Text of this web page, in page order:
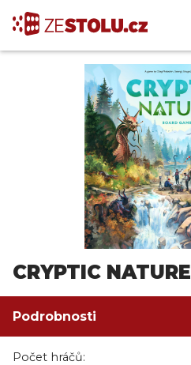
CRYPTIC NATURE
Podrobnosti
Počet hráčů: